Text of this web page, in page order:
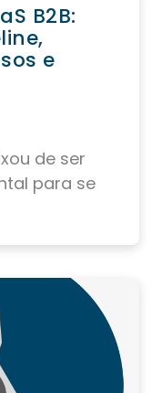
B2B:
e
de ser
para se